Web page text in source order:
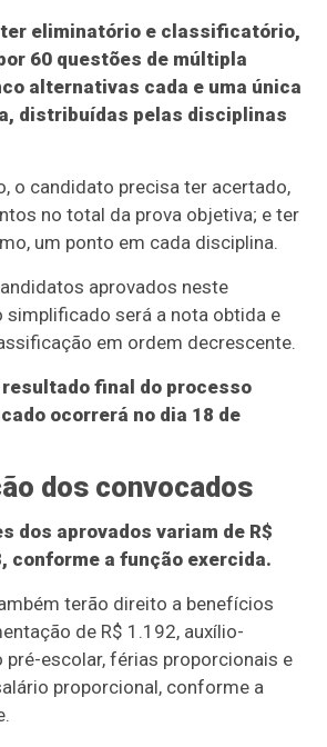
eliminatório e classificatório,
60 questões de múltipla
alternativas cada e uma única
distribuídas pelas disciplinas
o candidato precisa ter acertado,
no total da prova objetiva; e ter
um ponto em cada disciplina.
aprovados neste
simplificado será a nota obtida e
em ordem decrescente.
final do processo
ocorrerá no dia 18 de
dos convocados
dos aprovados variam de R$
conforme a função exercida.
terão direito a benefícios
de R$ 1.192, auxílio-
pré-escolar, férias proporcionais e
proporcional, conforme a